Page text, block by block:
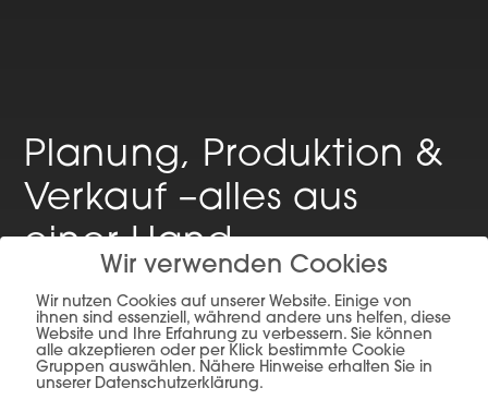
Planung, Produktion &
Verkauf –alles aus
einer Hand.
mehr erfahren
Wir verwenden Cookies
Wir nutzen Cookies auf unserer Website. Einige von
ihnen sind essenziell, während andere uns helfen, diese
Website und Ihre Erfahrung zu verbessern. Sie können
alle akzeptieren oder per Klick bestimmte Cookie
Gruppen auswählen. Nähere Hinweise erhalten Sie in
unserer Datenschutzerklärung.